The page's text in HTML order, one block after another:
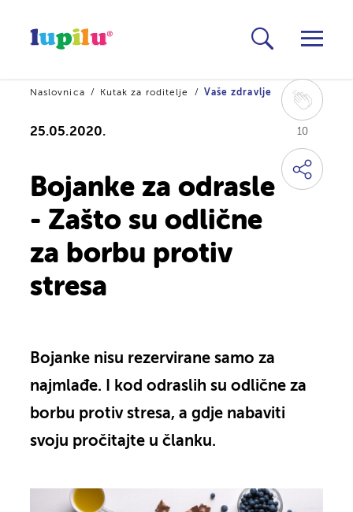
10
Naslovnica Kutak za roditelje Vaše zdravlje
25.05.2020.
Bojanke za odrasle
- Zašto su odlične
za borbu protiv
stresa
Bojanke nisu rezervirane samo za
najmlađe. I kod odraslih su odlične za
borbu protiv stresa, a gdje nabaviti
svoju pročitajte u članku.